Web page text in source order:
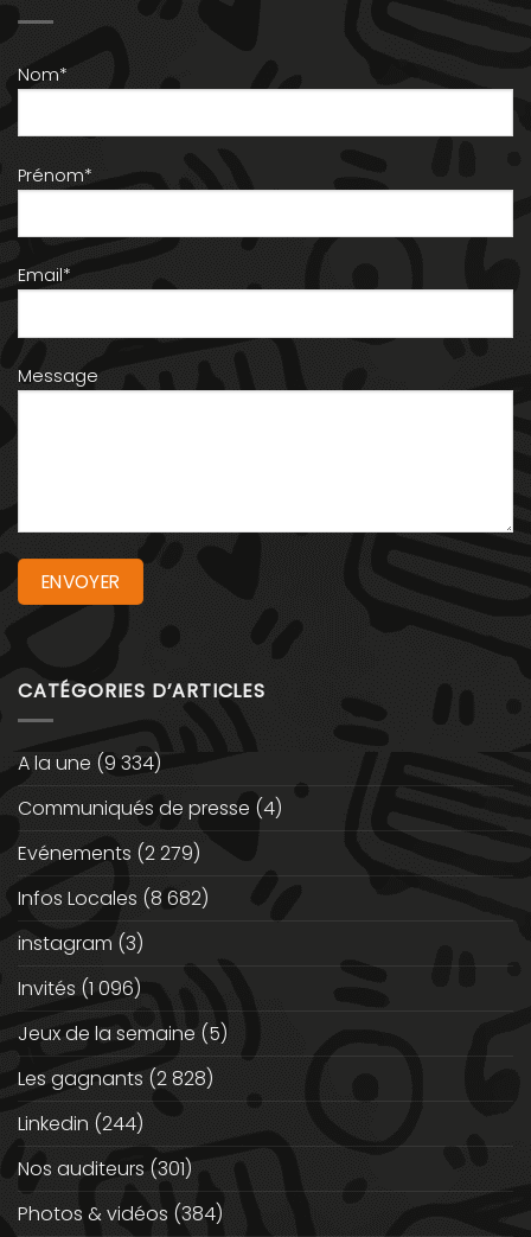
Nom*
Prénom*
Email*
Message
CATÉGORIES D’ARTICLES
A la une (9 334)
Communiqués de presse (4)
Evénements (2 279)
Infos Locales (8 682)
instagram (3)
Invités (1 096)
Jeux de la semaine (5)
Les gagnants (2 828)
Linkedin (244)
Nos auditeurs (301)
Photos & vidéos (384)